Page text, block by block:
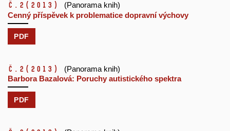
č.2 (2013)
(Panorama knih)
Cenný příspěvek k problematice dopravní výchovy
PDF
č.2 (2013)
(Panorama knih)
Barbora Bazalová: Poruchy autistického spektra
PDF